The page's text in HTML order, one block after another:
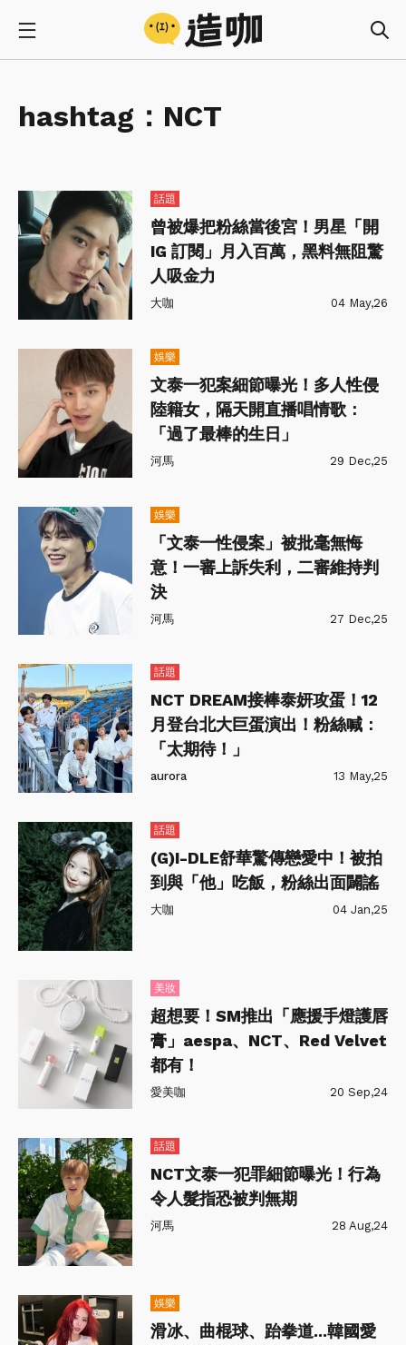
hashtag： NCT
話題
曾被爆把粉絲當後宮！男星「開
IG 訂閱」月入百萬，黑料無阻驚
人吸金力
大咖 04 May,26
娛樂
文泰一犯案細節曝光！多人性侵
陸籍女，隔天開直播唱情歌：
「過了最棒的生日」
河馬 29 Dec,25
娛樂
「文泰一性侵案」被批毫無悔
意！一審上訴失利，二審維持判
決
河馬 27 Dec,25
話題
NCT DREAM接棒泰妍攻蛋！12
月登台北大巨蛋演出！粉絲喊：
「太期待！」
aurora 13 May,25
話題
(G)I-DLE舒華驚傳戀愛中！被拍
到與「他」吃飯，粉絲出面闢謠
大咖 04 Jan,25
美妝
超想要！SM推出「應援手燈護唇
膏」aespa、NCT、Red Velvet
都有！
愛美咖 20 Sep,24
話題
NCT文泰一犯罪細節曝光！行為
令人髮指恐被判無期
河馬 28 Aug,24
娛樂
滑冰、曲棍球、跆拳道...韓國愛